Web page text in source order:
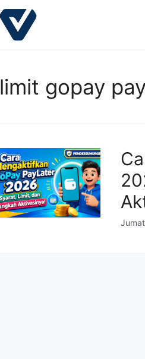
limit gopay